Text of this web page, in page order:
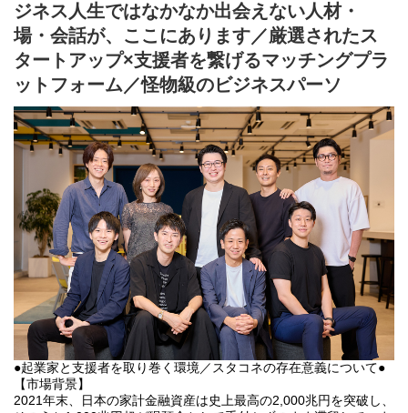
【支援者の視点】
ベンチャーキャピタルやエンジェル投資家の支援には、ビジネス
モデルの新規性・成長性だけでなく、起業家の人柄・情熱を見抜
く“目利き力”と高度な経験が求められます。その一方で、「応援し
て良かった」と思える起業家と出会える機会はごく限られていま
す。スタートアップ投資は多数の案件から一社の大きな成功に期
待する構造であり、ハイリスクです。このため、日本におけるス
タートアップ投資は国内外に比して発展途上の状況にあります。
【スタコネの存在意義】
日本を代表する大企業も、かつては小さなスタートアップでし
た。私たちスタートアップコネクト（スタコネ）は、“眠れるリソ
ース”と成長企業を効率よくマッチングし、起業家と支援者双方の
課題を解決するとともに、次世代のスタートアップと資金や知見
を持つ支援者をつなぐ「架け橋」となることをミッションとして
います。社会や産業の進化を促すため、持続的な成長支援を目指
しています。
ジネス人生ではなかなか出会えない人材・
場・会話が、ここにあります／厳選されたス
タートアップ×支援者を繋げるマッチングプラ
ットフォーム／怪物級のビジネスパーソ
●起業家と支援者を取り巻く環境／スタコネの存在意義について●
【市場背景】
2021年末、日本の家計金融資産は史上最高の2,000兆円を突破し、